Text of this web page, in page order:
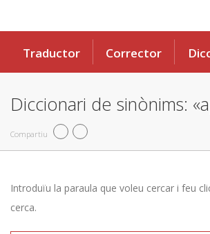
Traductor Corrector
Diccionari de sinònims:
Compartiu
Introduïu la paraula que voleu cercar i feu
cerca.